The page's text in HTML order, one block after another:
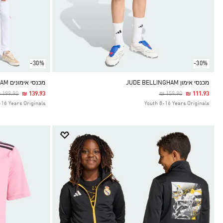
-30%
מכנסי אימון JUDE BELLINGHAM
Price Reduced From
₪ 159.90To₪ 111.93
Youth 8-16 Years Originals
-30%
מכנסי אימונים JUDE BELLINGHAM לילדים
Reduced From
To₪ 139.93
Years Originals